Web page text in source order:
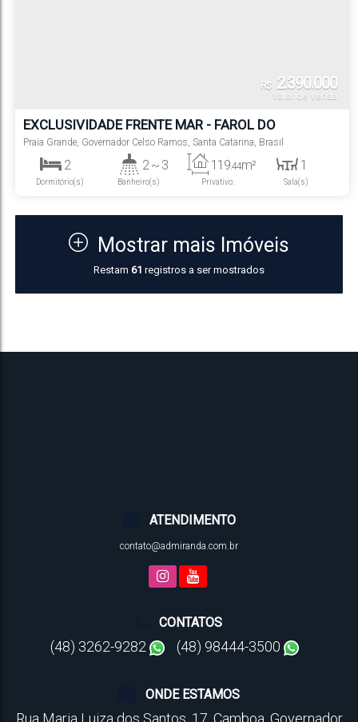
R$ 2.390.000
Valor de Venda
EXCLUSIVIDADE FRENTE MAR - FAROL DO
ATLÂNTICO RESIDENCE - PRAIA GRANDE
Praia Grande, Governador Celso Ramos, Santa Catarina, Brasil
2
Dormitório(s)
2 ~ 3
Banheiro(s) Privativo:
119.44m² 1
Sala(s)
Suíte(s) Vaga(s)
Mostrar mais Imóveis
Restam 61 registros a ser mostrados
ATENDIMENTO
contato@admiranda.com.br
CONTATOS
(48) 3262-9282 (48) 98444-3500
ONDE ESTAMOS
Rua Maria Luiza dos Santos 17 Camboa Governador